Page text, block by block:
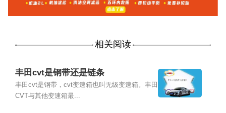
相关阅读
丰田cvt是钢带还是链条
丰田cvt是钢带，cvt变速箱也叫无级变速箱。丰田
CVT与其他变速箱最...